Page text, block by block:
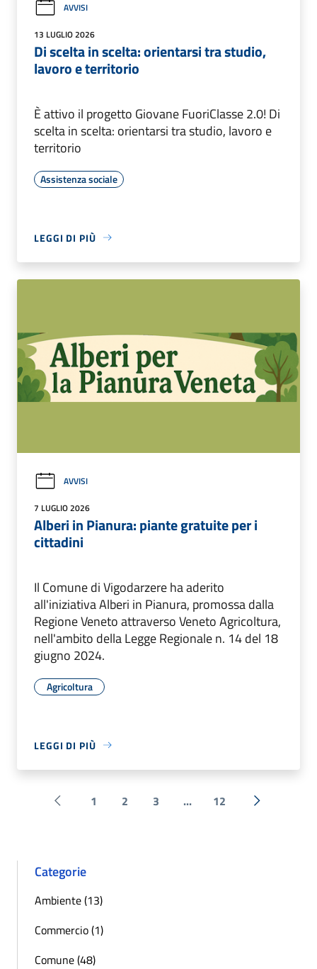
AVVISI
13 LUGLIO 2026
Di scelta in scelta: orientarsi tra studio,
lavoro e territorio
È attivo il progetto Giovane FuoriClasse 2.0! Di
scelta in scelta: orientarsi tra studio, lavoro e
territorio
Assistenza sociale
LEGGI DI PIÙ
AVVISI
7 LUGLIO 2026
Alberi in Pianura: piante gratuite per i
cittadini
Il Comune di Vigodarzere ha aderito
all'iniziativa Alberi in Pianura, promossa dalla
Regione Veneto attraverso Veneto Agricoltura,
nell'ambito della Legge Regionale n. 14 del 18
giugno 2024.
Agricoltura
LEGGI DI PIÙ
Pagina precedente
1 2 3 ... 12 Successiva
Categorie
Ambiente (13)
Commercio (1)
Comune (48)